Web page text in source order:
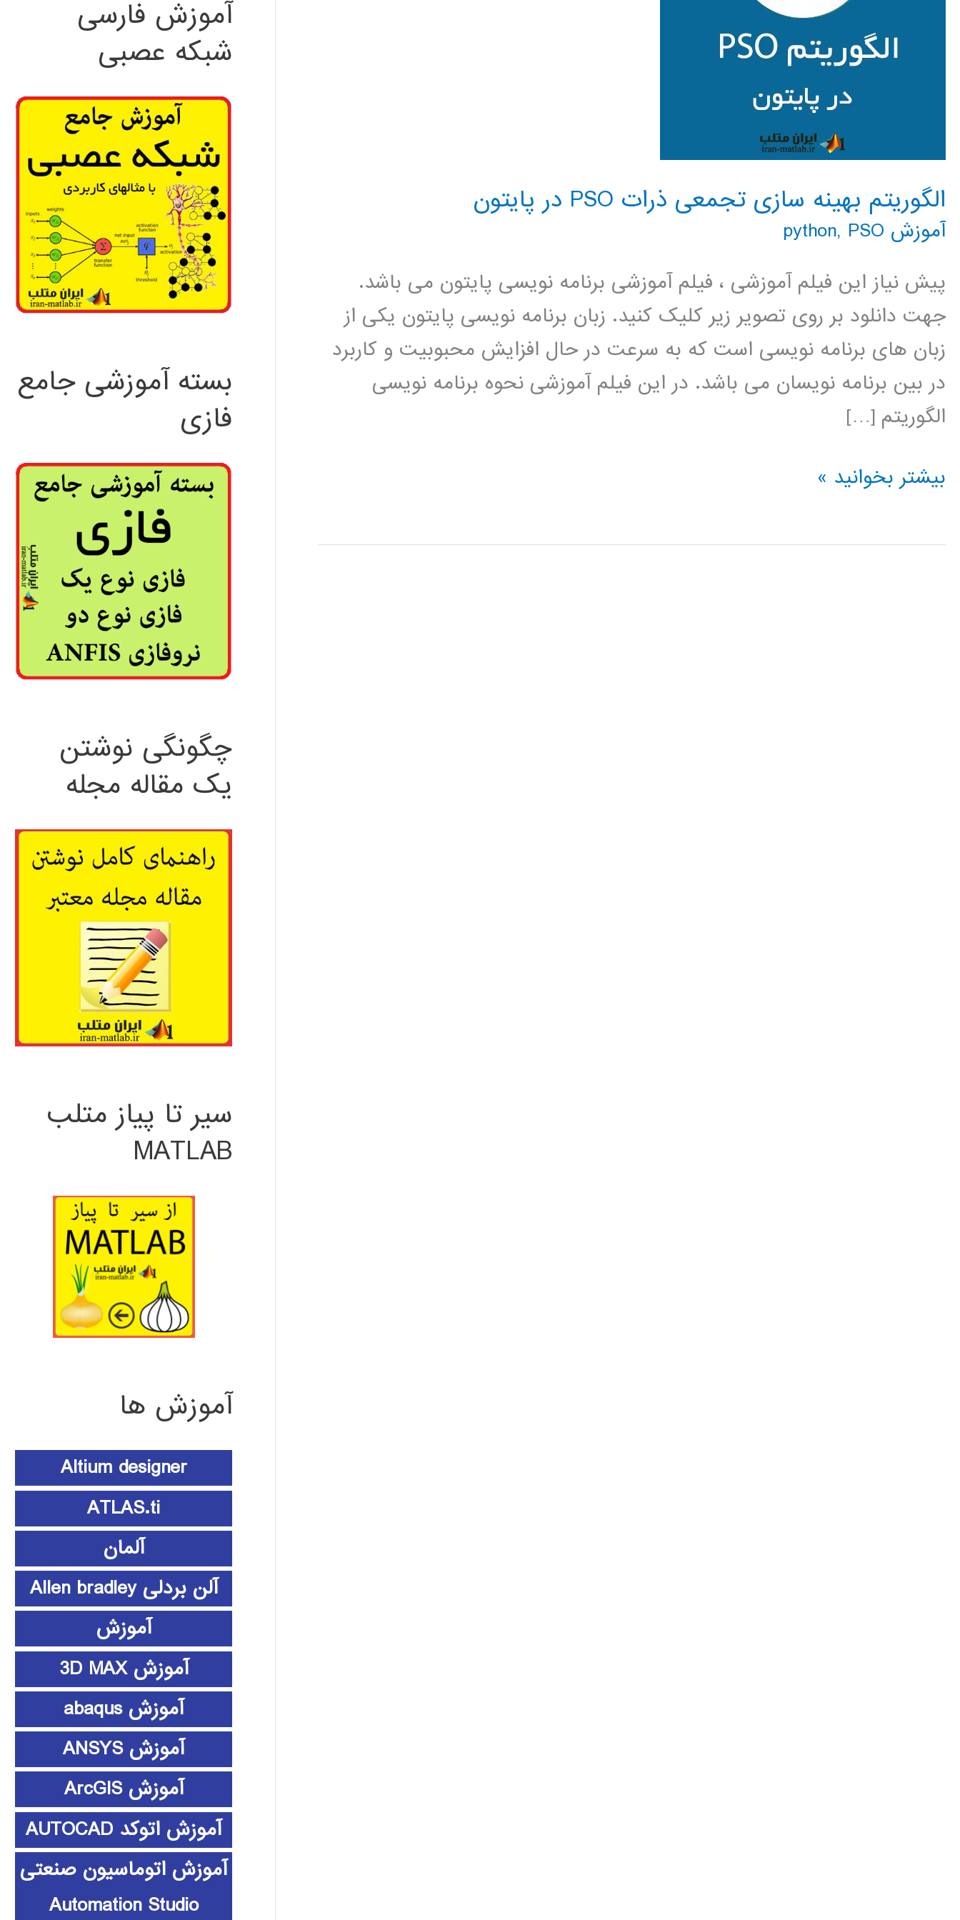
الگوریتم بهینه سازی تجمعی ذرات PSO در پایتون
آموزش python , PSO
پیش نیاز این فیلم آموزشی ، فیلم آموزشی برنامه نویسی پایتون می باشد.
جهت دانلود بر روی تصویر زیر کلیک کنید. زبان برنامه نویسی پایتون یکی از
زبان های برنامه نویسی است که به سرعت در حال افزایش محبوبیت و کاربرد
در بین برنامه نویسان می باشد. در این فیلم آموزشی نحوه برنامه نویسی
الگوریتم […]
الگوریتم
سازی
بیشتر بخوانید »
آموزش فارسی
شبکه عصبی
بسته آموزشی جامع
فازی
چگونگی نوشتن
یک مقاله مجله
سیر تا پیاز متلب
MATLAB
آموزش ها
Altium designer
ATLAS.ti
آلمان
آلن بردلی Allen bradley
آموزش
آموزش 3D MAX
آموزش abaqus
آموزش ANSYS
آموزش ArcGIS
آموزش اتوکد AUTOCAD
آموزش اتوماسیون صنعتی
Automation Studio